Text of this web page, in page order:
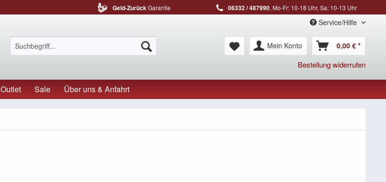
Geld-ZurückGarantie 06332 / 487990, Mo-Fr: 10-18 Uhr, Sa: 10-13 Uhr
Service/Hilfe
Mein Konto 0,00 € *
Bestellung widerrufen
Outlet Sale Über uns & Anfahrt